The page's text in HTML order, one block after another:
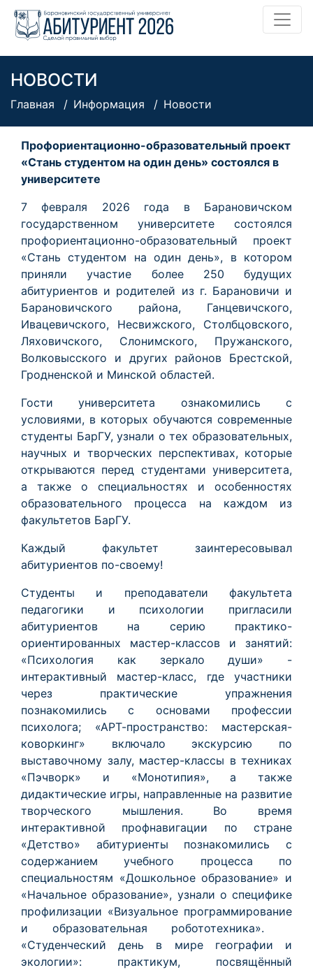
НОВОСТИ
Главная Информация Новости
Профориентационно-образовательный проект
«Стань студентом на один день» состоялся в
университете
7 февраля 2026 года в Барановичском
государственном университете состоялся
профориентационно-образовательный проект
«Стань студентом на один день», в котором
приняли участие более 250 будущих
абитуриентов и родителей из г. Барановичи и
Барановичского района, Ганцевичского,
Ивацевичского, Несвижского, Столбцовского,
Ляховичского, Слонимского, Пружанского,
Волковысского и других районов Брестской,
Гродненской и Минской областей.
Гости университета ознакомились с
условиями, в которых обучаются современные
студенты БарГУ, узнали о тех образовательных,
научных и творческих перспективах, которые
открываются перед студентами университета,
а также о специальностях и особенностях
образовательного процесса на каждом из
факультетов БарГУ.
Каждый факультет заинтересовывал
абитуриентов по-своему!
Студенты и преподаватели факультета
педагогики и психологии пригласили
абитуриентов на серию практико-
ориентированных мастер-классов и занятий:
«Психология как зеркало души» -
интерактивный мастер-класс, где участники
через практические упражнения
познакомились с основами профессии
психолога; «АРТ-пространство: мастерская-
коворкинг» включало экскурсию по
выставочному залу, мастер-классы в техниках
«Пэчворк» и «Монотипия», а также
дидактические игры, направленные на развитие
творческого мышления. Во время
интерактивной профнавигации по стране
«Детство» абитуриенты познакомились с
содержанием учебного процесса по
специальностям «Дошкольное образование» и
«Начальное образование», узнали о специфике
профилизации «Визуальное программирование
и образовательная робототехника».
«Студенческий день в мире географии и
экологии»: практикум, посвящённый